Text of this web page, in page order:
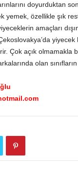
doyurduktan
yemek, özellikle şık
amaçları
yiyecek
Çok açık
olan